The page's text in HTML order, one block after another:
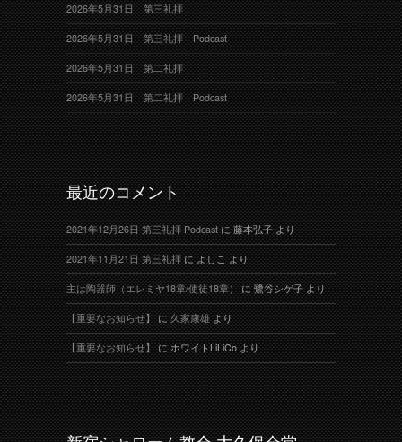
2026年5月31日 第三礼拝
2026年5月31日 第三礼拝 Podcast
2026年5月31日 第二礼拝
2026年5月31日 第二礼拝 Podcast
最近のコメント
2021年12月26日 第三礼拝 Podcastに藤本弘子より
2021年11月21日 第三礼拝によしこより
主は陶器師（エレミヤ18章/使徒18章）に鷺谷シゲ子より
【重要なお知らせ】に久家康雄より
【重要なお知らせ】にホワイトLiLiCoより